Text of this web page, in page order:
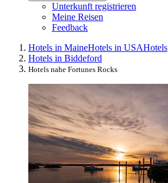
Unterkunft registrieren
Meine Reisen
Feedback
Hotels in MaineHotels in USAHotels
Hotels in Biddeford
Hotels nahe Fortunes Rocks